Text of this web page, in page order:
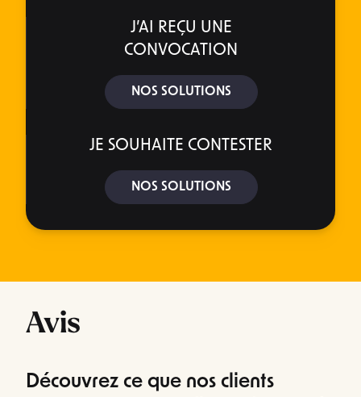
J’AI REÇU UNE
CONVOCATION
NOS SOLUTIONS
JE SOUHAITE CONTESTER
NOS SOLUTIONS
Avis
Découvrez ce que nos clients